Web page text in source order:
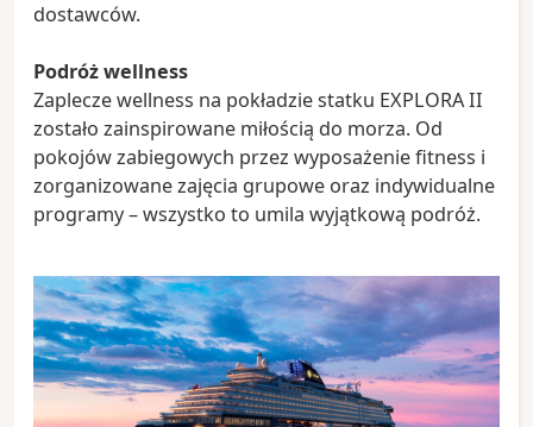
dostawców.
Podróż wellness
Zaplecze wellness na pokładzie statku EXPLORA II
zostało zainspirowane miłością do morza. Od
pokojów zabiegowych przez wyposażenie fitness i
zorganizowane zajęcia grupowe oraz indywidualne
programy – wszystko to umila wyjątkową podróż.